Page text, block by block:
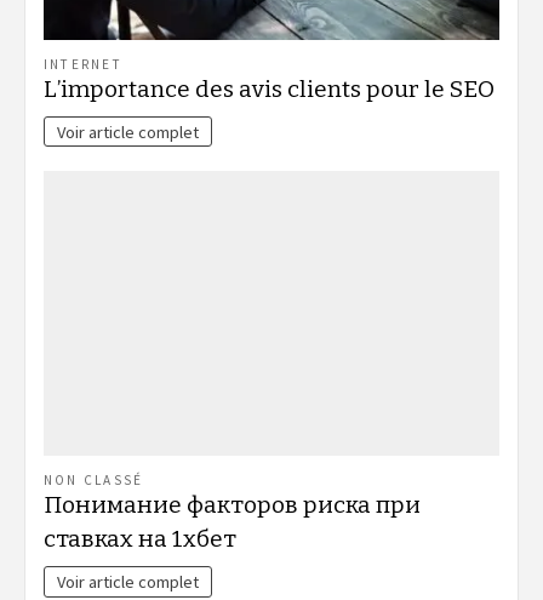
INTERNET
L’importance des avis clients pour le SEO
Voir article complet
NON CLASSÉ
Понимание факторов риска при
ставках на 1хбет
Voir article complet